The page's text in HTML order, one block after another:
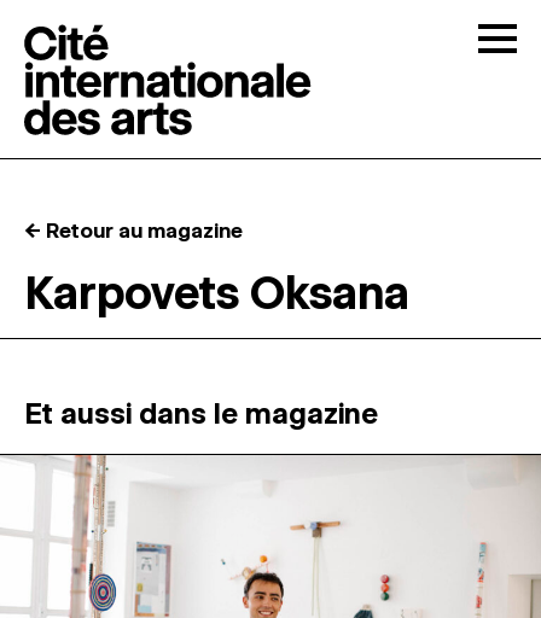
RÉSIDENCES ↓
ATELIERS OUVERTS
PROGRAMMATION
MAGAZINE
← Retour au magazine
Karpovets Oksana
Et aussi dans le magazine